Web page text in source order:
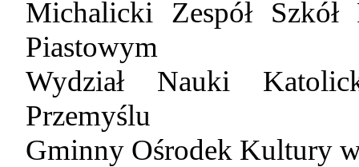
Michalicki Zespół
Piastowym
Wydział Nauki
Przemyślu
Gminny Ośrodek Kultury